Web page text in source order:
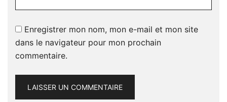
Enregistrer mon nom, mon e-mail et mon site
dans le navigateur pour mon prochain
commentaire.